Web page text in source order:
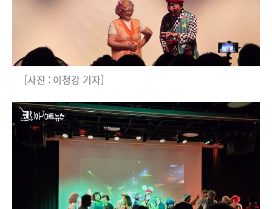
[사진 : 이청강 기자]